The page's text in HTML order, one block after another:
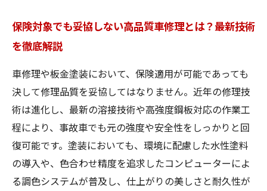
保険対象でも妥協しない高品質車修理とは？最新技術
を徹底解説
車修理や板金塗装において、保険適用が可能であっても
決して修理品質を妥協してはなりません。近年の修理技
術は進化し、最新の溶接技術や高強度鋼板対応の作業工
程により、事故車でも元の強度や安全性をしっかりと回
復可能です。塗装においても、環境に配慮した水性塗料
の導入や、色合わせ精度を追求したコンピューターによ
る調色システムが普及し、仕上がりの美しさと耐久性が